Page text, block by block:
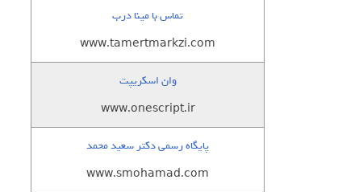
تماس با مینا درب
www.tamertmarkzi.com
وان اسکریپت
www.onescript.ir
پایگاه رسمی دکتر سعید محمد
www.smohamad.com